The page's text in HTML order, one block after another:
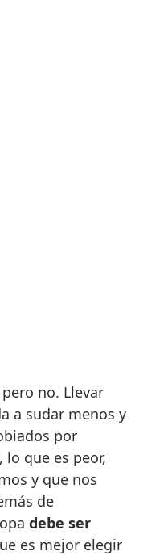
no. Llevar
a sudar menos y
por
que es peor,
y que nos
de
debe ser
es mejor elegir